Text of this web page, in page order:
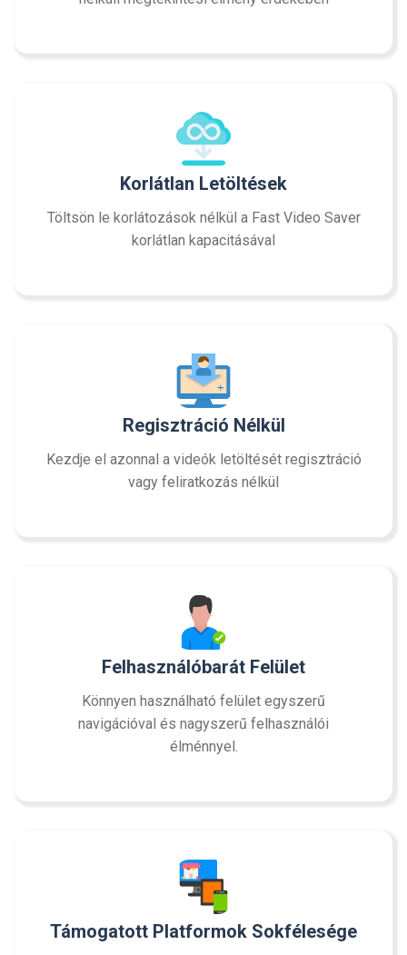
Korlátlan Letöltések
Töltsön le korlátozások nélkül a Fast Video Saver
korlátlan kapacitásával
Regisztráció Nélkül
Kezdje el azonnal a videók letöltését regisztráció
vagy feliratkozás nélkül
Felhasználóbarát Felület
Könnyen használható felület egyszerű
navigációval és nagyszerű felhasználói
élménnyel.
Támogatott Platformok Sokfélesége